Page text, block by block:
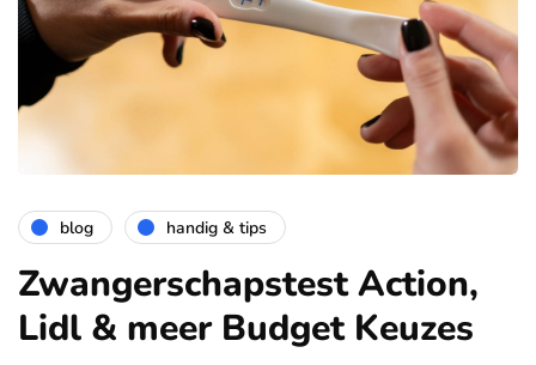
blog handig & tips
Zwangerschapstest Action,
Lidl & meer Budget Keuzes